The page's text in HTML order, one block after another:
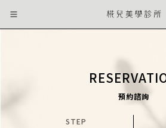
預約諮詢
STEP